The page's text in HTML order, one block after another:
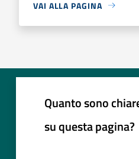
VAI ALLA PAGINA
Quanto sono
su questa pagina?